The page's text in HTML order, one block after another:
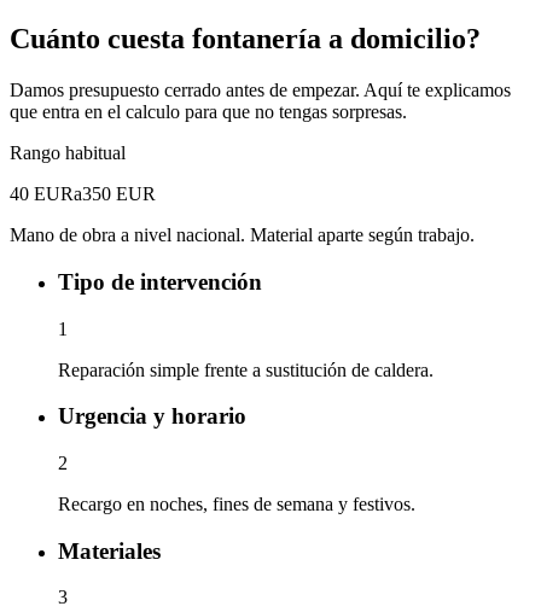
Cuánto cuesta fontanería a domicilio?
Damos presupuesto cerrado antes de empezar. Aquí te explicamos
que entra en el calculo para que no tengas sorpresas.
Rango habitual
40 EURa350 EUR
Mano de obra a nivel nacional. Material aparte según trabajo.
Tipo de intervención
1
Reparación simple frente a sustitución de caldera.
Urgencia y horario
2
Recargo en noches, fines de semana y festivos.
Materiales
3